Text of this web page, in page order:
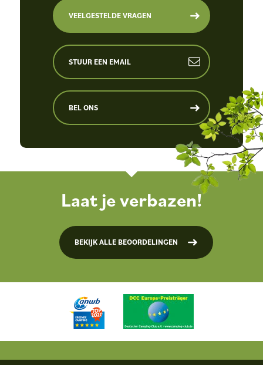
VEELGESTELDE VRAGEN
STUUR EEN EMAIL
BEL ONS
Laat je verbazen!
BEKIJK ALLE BEOORDELINGEN